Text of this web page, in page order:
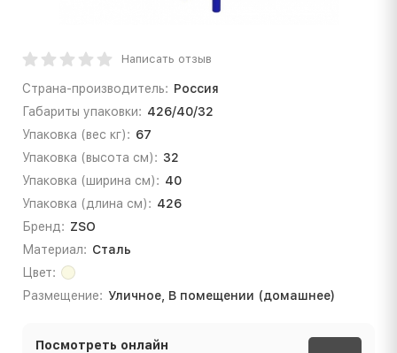
Написать отзыв
Страна-производитель: Россия
Габариты упаковки: 426/40/32
Упаковка (вес кг): 67
Упаковка (высота см): 32
Упаковка (ширина см): 40
Упаковка (длина см): 426
Бренд: ZSO
Материал: Сталь
Цвет:
Размещение: Уличное, В помещении (домашнее)
Посмотреть онлайн